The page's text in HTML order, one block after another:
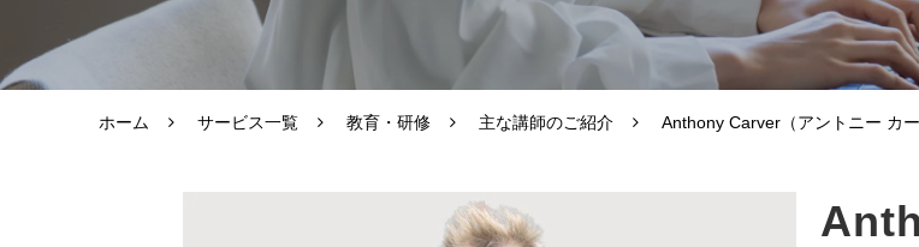
ホーム サービス一覧 教育・研修 主な講師のご紹介 Anthony Carver（アントニー カー